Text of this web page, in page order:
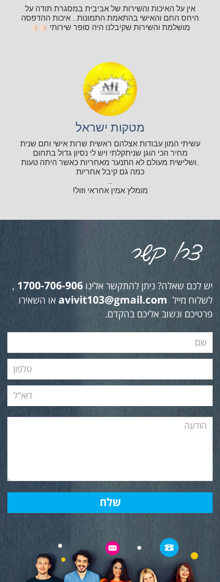
אין על האיכות והשירות של אביבית במסגרת תודה על
היחס החם והאישי בהתאמת התמונות... איכות ההדפסה
מושלמת והשירות שקיבלנו היה סופר שירותי
מטקות ישראל
עשיתי המון עבודות אצלהם ראשית שרות אישי וחם שנית
מחיר הכי הוגן שניתקלתי ויש לי נסיון גדול בתחום
..ושלישית מעולם לא התנער מאחריות כאשר היתה טעות
כמה גם קיבל אחריות
...
מומלץ אמין אחראי וזול!
יש לכם שאלה? ניתן להתקשר אלינו 1700-706-906
,
לשלוח מייל avivit103@gmail.com או השאירו
פרטיכם ונשוב אליכם בהקדם.